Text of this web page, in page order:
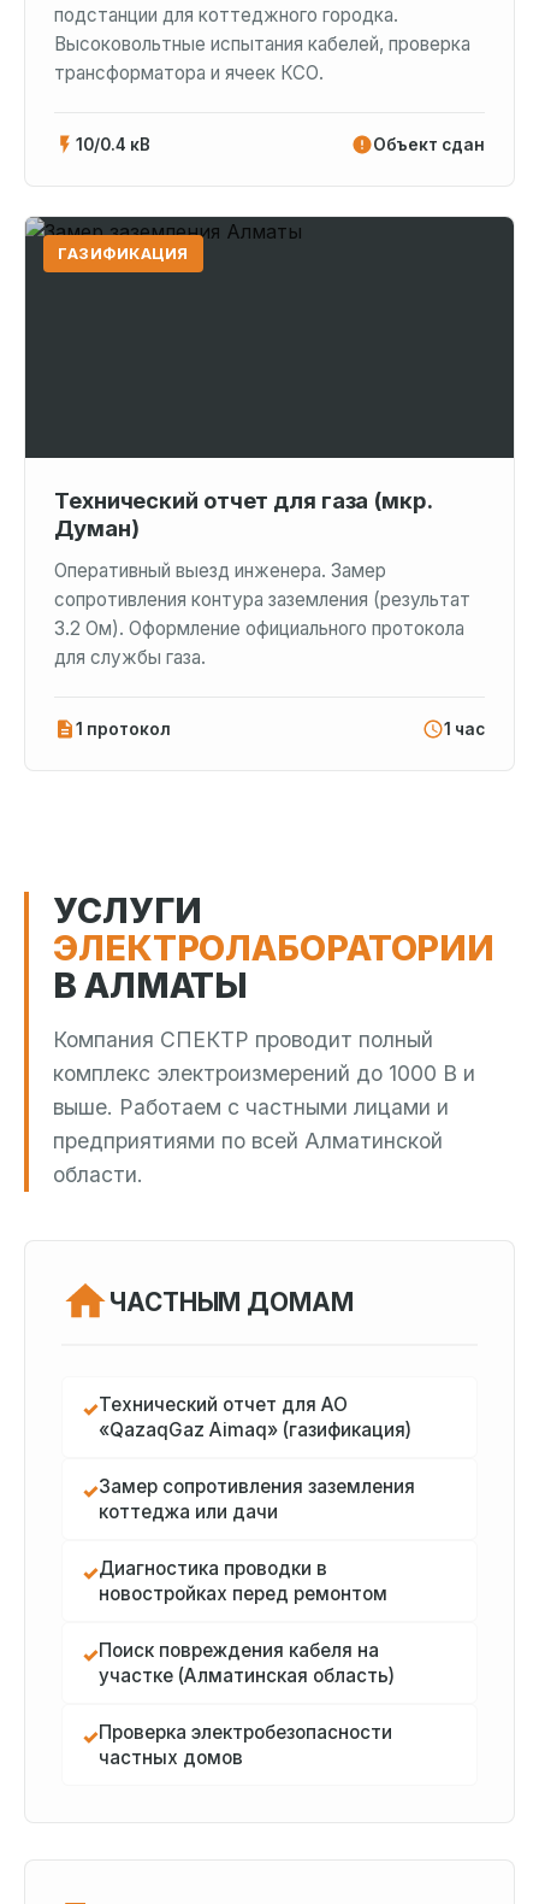
подстанции для коттеджного городка.
Высоковольтные испытания кабелей, проверка
трансформатора и ячеек КСО.
10/0.4 кВ Объект сдан
ГАЗИФИКАЦИЯ
Технический отчет для газа (мкр.
Думан)
Оперативный выезд инженера. Замер
сопротивления контура заземления (результат
3.2 Ом). Оформление официального протокола
для службы газа.
1 протокол 1 час
УСЛУГИ
ЭЛЕКТРОЛАБОРАТОРИИ
В АЛМАТЫ
Компания СПЕКТР проводит полный
комплекс электроизмерений до 1000 В и
выше. Работаем с частными лицами и
предприятиями по всей Алматинской
области.
ЧАСТНЫМ ДОМАМ
✓Технический отчет для АО
«QazaqGaz Aimaq» (газификация)
✓Замер сопротивления заземления
коттеджа или дачи
✓Диагностика проводки в
новостройках перед ремонтом
✓Поиск повреждения кабеля на
участке (Алматинская область)
✓Проверка электробезопасности
частных домов